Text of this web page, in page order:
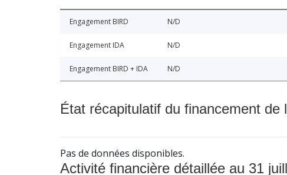
Engagement BIRD N/D
Engagement IDA N/D
Engagement BIRD + IDA N/D
État récapitulatif du financement
Pas de données disponibles.
Activité financière détaillée au 31